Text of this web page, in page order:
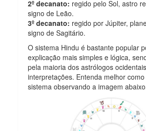
2º decanato: regido pelo Sol, astro
signo de Leão.
3º decanato: regido por Júpiter,
signo de Sagitário.
O sistema Hindu é bastante popular
explicação mais simples e lógica,
pela maioria dos astrólogos
interpretações. Entenda melhor
sistema observando a imagem